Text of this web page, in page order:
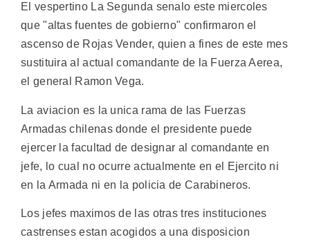
El vespertino La Segunda senalo este miercoles
que "altas fuentes de gobierno" confirmaron el
ascenso de Rojas Vender, quien a fines de este mes
sustituira al actual comandante de la Fuerza Aerea,
el general Ramon Vega.
La aviacion es la unica rama de las Fuerzas
Armadas chilenas donde el presidente puede
ejercer la facultad de designar al comandante en
jefe, lo cual no ocurre actualmente en el Ejercito ni
en la Armada ni en la policia de Carabineros.
Los jefes maximos de las otras tres instituciones
castrenses estan acogidos a una disposicion